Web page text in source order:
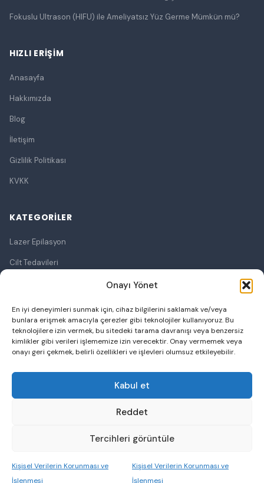
Onayı Yönet
En iyi deneyimleri sunmak için, cihaz bilgilerini saklamak ve/veya
bunlara erişmek amacıyla çerezler gibi teknolojiler kullanıyoruz. Bu
teknolojilere izin vermek, bu sitedeki tarama davranışı veya benzersiz
kimlikler gibi verileri işlememize izin verecektir. Onay vermemek veya
onayı geri çekmek, belirli özellikleri ve işlevleri olumsuz etkileyebilir.
Kabul et
Reddet
Tercihleri görüntüle
Kişisel Verilerin Korunması ve
İşlenmesi
Kişisel Verilerin Korunması ve
İşlenmesi
Fokuslu Ultrason (HIFU) ile Ameliyatsız Yüz Germe Mümkün mü?
HIZLI ERIŞIM
Anasayfa
Hakkımızda
Blog
İletişim
Gizlilik Politikası
KVKK
KATEGORILER
Lazer Epilasyon
Cilt Tedavileri
Bölgesel Zayıflama
Botoks
© 2026 Özel Esmer Life Poliklinik. Tüm hakları saklıdır.